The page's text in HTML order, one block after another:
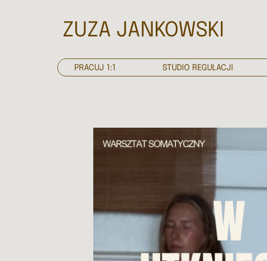
ZUZA JANKOWSKI
PRACUJ 1:1 STUDIO REGULACJI